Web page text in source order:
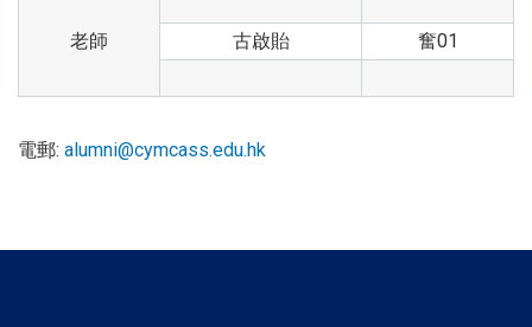
老師 古啟貽 奮01
電郵: alumni@cymcass.edu.hk